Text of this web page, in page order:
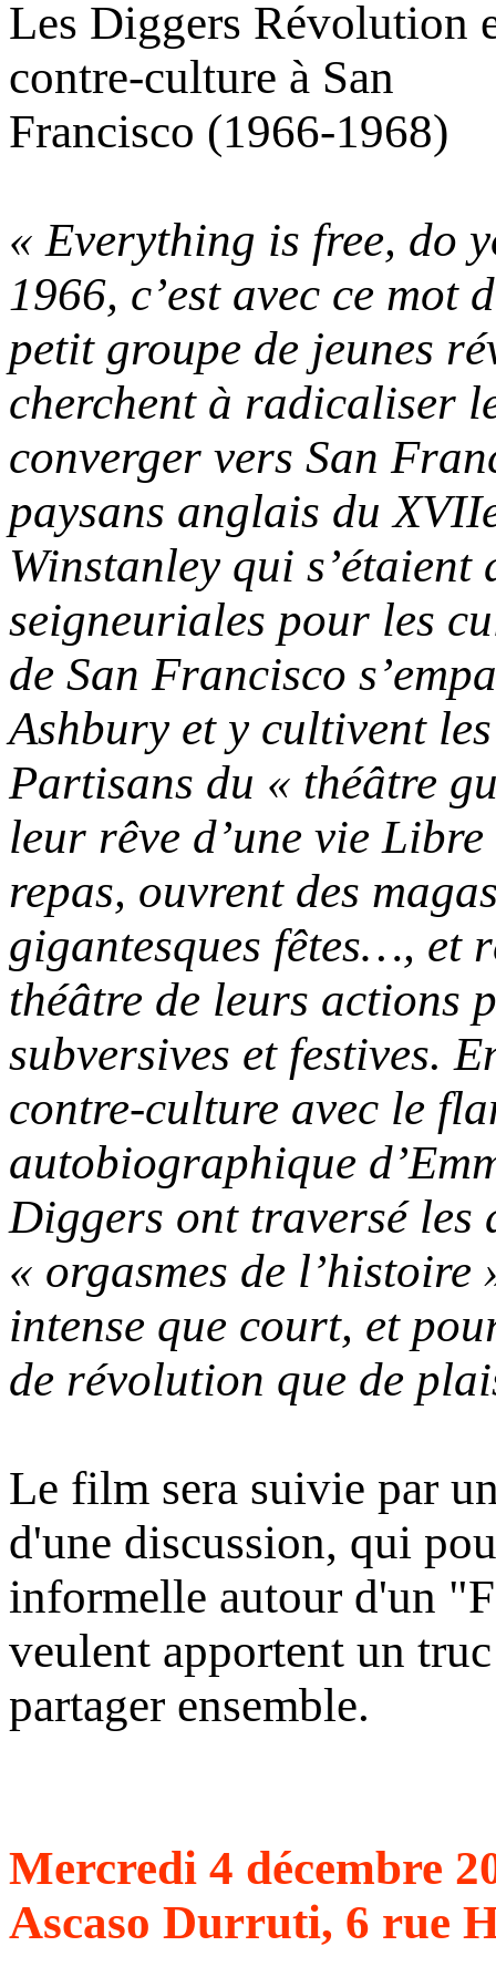
Les Diggers Révolution
contre-culture à San
Francisco (1966-1968)
« Everything is free, do
1966, c’est avec ce mot
petit groupe de jeunes
cherchent à radicaliser
converger vers San
paysans anglais du
Winstanley qui s’étaient
seigneuriales pour les
de San Francisco
Ashbury et y cultivent
Partisans du « théâtre
leur rêve d’une vie
repas, ouvrent des
gigantesques fêtes…, et
théâtre de leurs actions
subversives et festives.
contre-culture avec le
autobiographique
Diggers ont traversé les
« orgasmes de
intense que court, et
de révolution que de
Le film sera suivie par
d'une discussion, qui
informelle autour d'un
veulent apportent un
partager ensemble.
Mercredi 4 décembre
Ascaso Durruti, 6 rue